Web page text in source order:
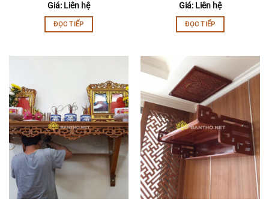
Giá: Liên hệ
ĐỌC TIẾP
Giá: Liên hệ
ĐỌC TIẾP